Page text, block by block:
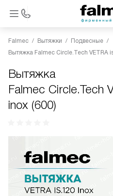
Falmec Вытяжки
Подвесные
Вытяжка Falmec Circle.Tech VETRA
Вытяжка
Falmec Circle.Tech
inox (600)